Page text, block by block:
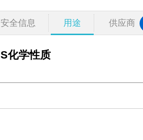
安全信息 用途 供应商
化学性质